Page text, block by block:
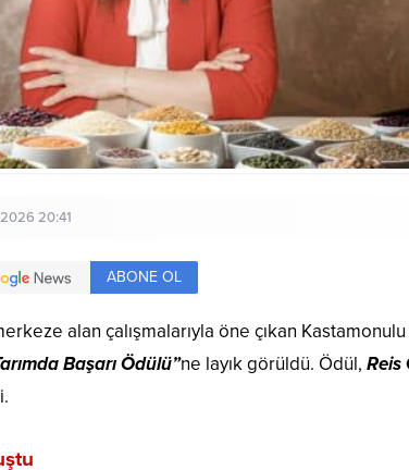
20:41
ABONE OL
alan çalışmalarıyla öne çıkan Kastamonulu
Başarı Ödülü”ne layık görüldü. Ödül, Reis